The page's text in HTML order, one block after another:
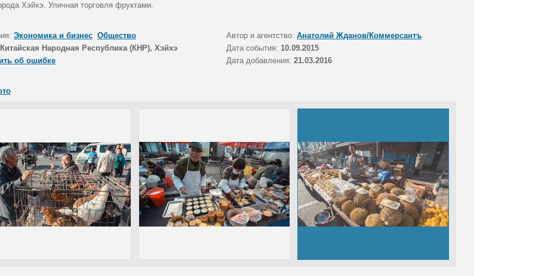
Хэйхэ. Уличная торговля фруктами.
Экономика и бизнес Общество Автор и агентство: Анатолий Жданов/Коммерсантъ
Китайская Народная Республика (КНР), Хэйхэ Дата события: 10.09.2015
об ошибке
Дата добавления: 21.03.2016